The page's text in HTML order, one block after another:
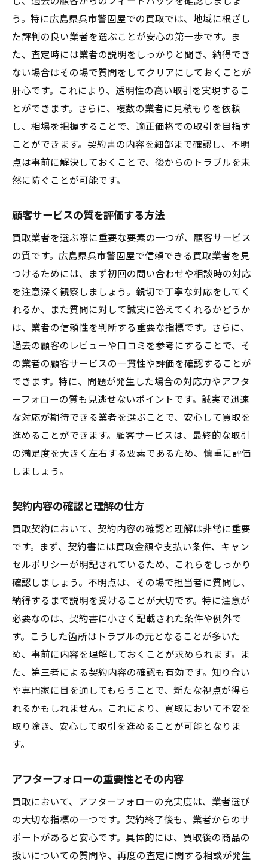
う。特に広島県呉市警固屋での買取では、地域に根ざし
た評判の良い業者を選ぶことが安心の第一歩です。ま
た、査定時には業者の説明をしっかりと聞き、納得でき
ない場合はその場で質問をしてクリアにしておくことが
肝心です。これにより、透明性の高い取引を実現するこ
とができます。さらに、複数の業者に見積もりを依頼
し、相場を把握することで、適正価格での取引を目指す
ことができます。契約書の内容を細部まで確認し、不明
点は事前に解決しておくことで、後からのトラブルを未
然に防ぐことが可能です。
顧客サービスの質を評価する方法
買取業者を選ぶ際に重要な要素の一つが、顧客サービス
の質です。広島県呉市警固屋で信頼できる買取業者を見
つけるためには、まず初回の問い合わせや相談時の対応
を注意深く観察しましょう。親切で丁寧な対応をしてく
れるか、また質問に対して誠実に答えてくれるかどうか
は、業者の信頼性を判断する重要な指標です。さらに、
過去の顧客のレビューや口コミを参考にすることで、そ
の業者の顧客サービスの一貫性や評価を確認することが
できます。特に、問題が発生した場合の対応力やアフタ
ーフォローの質も見逃せないポイントです。誠実で迅速
な対応が期待できる業者を選ぶことで、安心して買取を
進めることができます。顧客サービスは、最終的な取引
の満足度を大きく左右する要素であるため、慎重に評価
しましょう。
契約内容の確認と理解の仕方
買取契約において、契約内容の確認と理解は非常に重要
です。まず、契約書には買取金額や支払い条件、キャン
セルポリシーが明記されているため、これらをしっかり
確認しましょう。不明点は、その場で担当者に質問し、
納得するまで説明を受けることが大切です。特に注意が
必要なのは、契約書に小さく記載された条件や例外で
す。こうした箇所はトラブルの元となることが多いた
め、事前に内容を理解しておくことが求められます。ま
た、第三者による契約内容の確認も有効です。知り合い
や専門家に目を通してもらうことで、新たな視点が得ら
れるかもしれません。これにより、買取において不安を
取り除き、安心して取引を進めることが可能となりま
す。
アフターフォローの重要性とその内容
買取において、アフターフォローの充実度は、業者選び
の大切な指標の一つです。契約終了後も、業者からのサ
ポートがあると安心です。具体的には、買取後の商品の
扱いについての質問や、再度の査定に関する相談が発生